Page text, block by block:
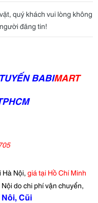
quý khách vui lòng không
đăng tin!
BABIMART
Hà Nội, giá tại Hồ Chí Minh
do chi phí vận chuyển,
Nôi, Cũi